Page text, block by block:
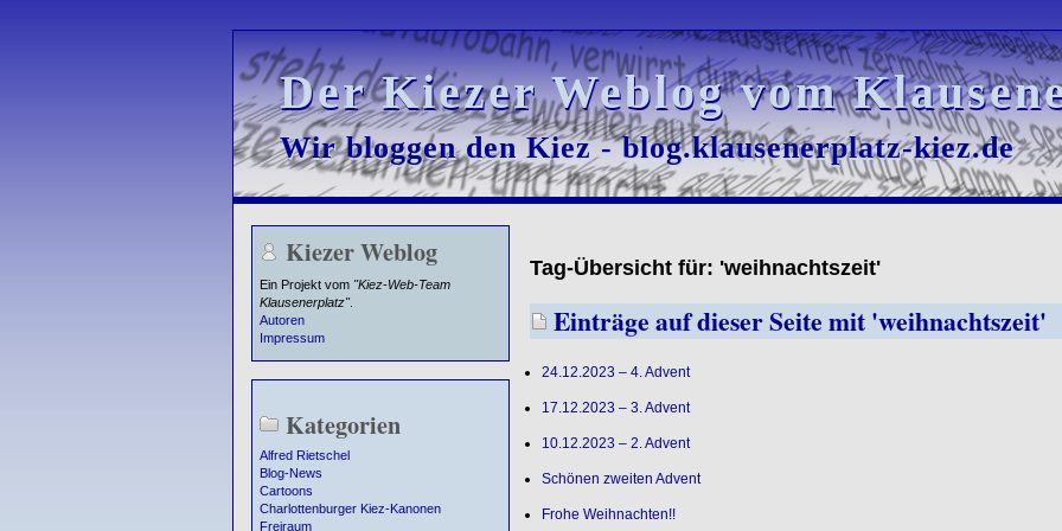
Der Kiezer Weblog vom
Der Kiezer Weblog vom
Wir bloggen den Kiez - blog.klausenerplatz-kiez.de
Wir bloggen den Kiez - blog.klausenerplatz-kiez.de
Kiezer Weblog
Ein Projekt vom "Kiez-Web-Team
Klausenerplatz".
Autoren
Impressum
Kategorien
Alfred Rietschel
Blog-News
Cartoons
Charlottenburger Kiez-Kanonen
Freiraum
Tag-Übersicht für: 'weihnachtszeit'
Einträge auf dieser Seite mit 'weihnachtszeit'
24.12.2023 – 4. Advent
17.12.2023 – 3. Advent
10.12.2023 – 2. Advent
Schönen zweiten Advent
Frohe Weihnachten!!